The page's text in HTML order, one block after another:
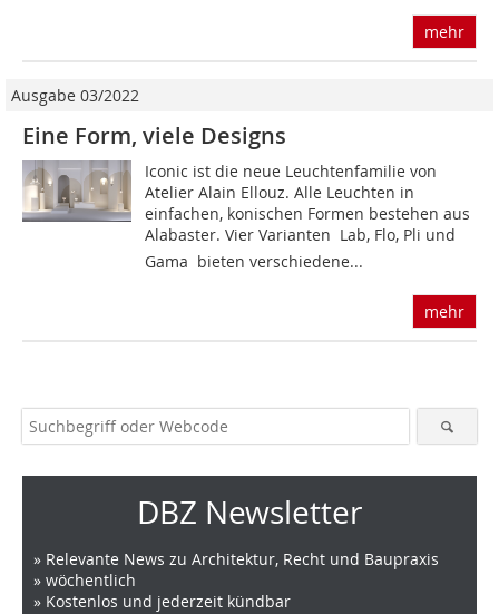
mehr
Ausgabe 03/2022
Eine Form, viele Designs
Iconic ist die neue Leuchtenfamilie von
Atelier Alain Ellouz. Alle Leuchten in
einfachen, konischen Formen bestehen aus
Alabaster. Vier Varianten ­ Lab, Flo, Pli und
Gama  bieten verschiedene...
mehr
DBZ Newsletter
» Relevante News zu Architektur, Recht und Baupraxis
» wöchentlich
» Kostenlos und jederzeit kündbar